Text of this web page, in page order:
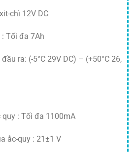
chì 12V DC
Tối đa 7Ah
ra: (-5°C 29V DC) – (+50°C 26,
: Tối đa 1100mA
ắc-quy : 21±1 V